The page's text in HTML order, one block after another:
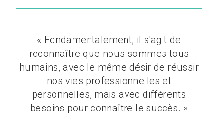
« Fondamentalement, il s'agit de
reconnaître que nous sommes tous
humains, avec le même désir de réussir
nos vies professionnelles et
personnelles, mais avec différents
besoins pour connaître le succès. »